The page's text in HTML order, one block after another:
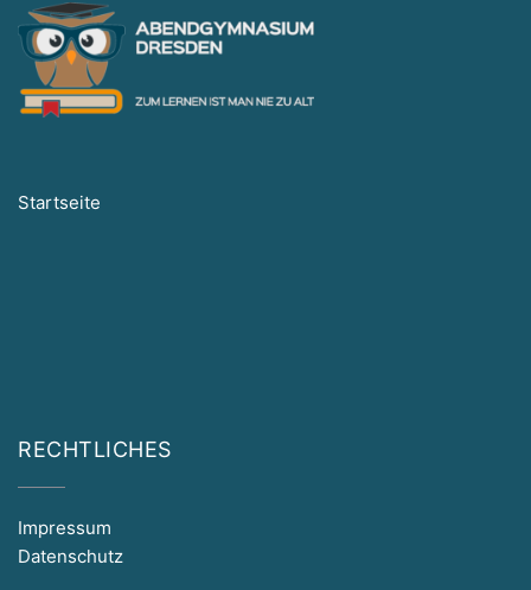
Startseite
RECHTLICHES
Impressum
Datenschutz